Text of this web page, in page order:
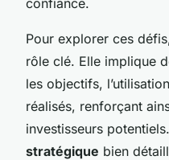
Pour explorer ces
rôle clé. Elle implique
les objectifs,
réalisés, renforçant
investisseurs
stratégique bien